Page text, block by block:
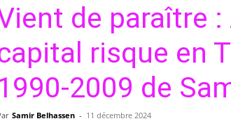
de paraître
risque en
2009 de
Samir Belhassen - 11 décembre 2024